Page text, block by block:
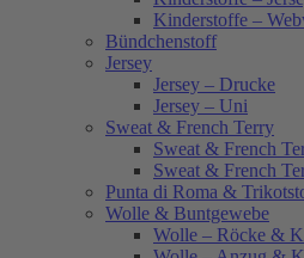
Kinderstoffe –
Bündchenstoff
Jersey
Jersey – Drucke
Jersey – Uni
Sweat & French Terry
Sweat & French
Sweat & French
Punta di Roma &
Wolle & Buntgewebe
Wolle – Röcke &